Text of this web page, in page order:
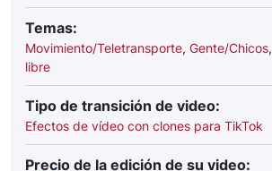
Temas:
Movimiento/Teletransporte, Gente/Chicos,
libre
Tipo de transición de video:
Efectos de vídeo con clones para TikTok
Precio de la edición de su video: